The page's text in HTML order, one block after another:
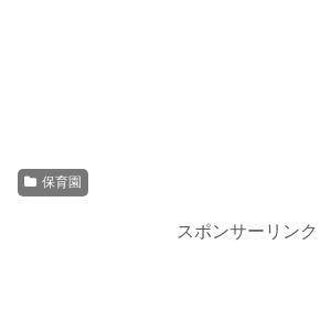
保育園
スポンサーリンク